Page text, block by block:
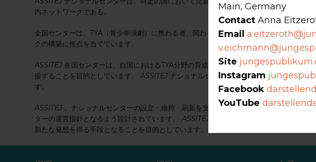
Main, Germany
Contact Anna
Email
Site
Instagram
Facebook
YouTube
内ネットワークである。
全国センターは、TYA（青少年演劇）に携わる者、関わる者、支援する者、あるいは関心
クの構築に焦点を当てています。
ASSITEJ 各国センターは、自国におけるTYA分野の育成を図ると同時に、他の各国セン
援することを目的としています。ASSITEJ ナショナルセンターとの連携のもと、国際的
す。
ASSITEJ 、ナショナルセンターの設立・維持・刷新を支援するため「ナショナルセンター
ターの運営指針となるよう設計されています。ASSITEJ
ナショナルセンターの立ち上げ
新たな発想を得る手段となることを目的としています。